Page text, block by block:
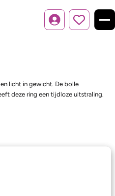
Inloggen
licht in gewicht. De bolle
deze ring een tijdloze uitstraling.